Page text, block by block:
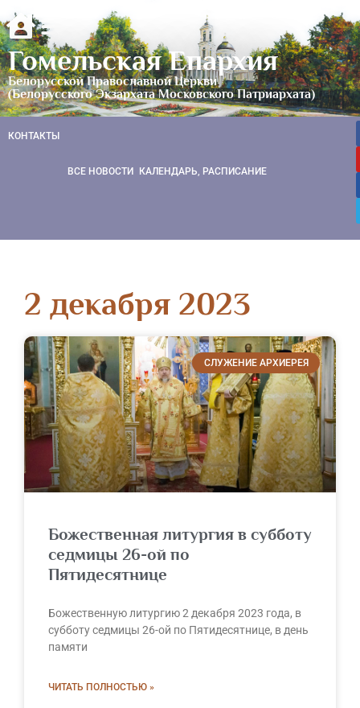
Гомельская Епархия
Белорусской Православной Церкви
(Белорусского Экзархата Московского Патриархата)
КОНТАКТЫ
ВСЕ НОВОСТИ КАЛЕНДАРЬ, РАСПИСАНИЕ
2 декабря 2023
СЛУЖЕНИЕ АРХИЕРЕЯ
Божественная литургия в субботу
седмицы 26-ой по
Пятидесятнице
Божественную литургию 2 декабря 2023 года, в
субботу седмицы 26-ой по Пятидесятнице, в день
памяти
ЧИТАТЬ ПОЛНОСТЬЮ »